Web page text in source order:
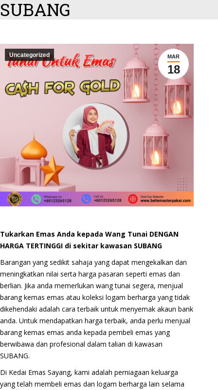
SUBANG
MAR
18
Uncategorized
Tukarkan Emas Anda kepada Wang Tunai DENGAN
HARGA TERTINGGI di sekitar kawasan SUBANG
Barangan yang sedikit sahaja yang dapat mengekalkan dan
meningkatkan nilai serta harga pasaran seperti emas dan
berlian. Jika anda memerlukan wang tunai segera, menjual
barang kemas emas atau koleksi logam berharga yang tidak
dikehendaki adalah cara terbaik untuk menyemak akaun bank
anda. Untuk mendapatkan harga terbaik, anda perlu menjual
barang kemas emas anda kepada pembeli emas yang
berwibawa dan profesional dalam talian di kawasan
SUBANG.
Di Kedai Emas Sayang, kami adalah perniagaan keluarga
yang telah membeli emas dan logam berharga lain selama